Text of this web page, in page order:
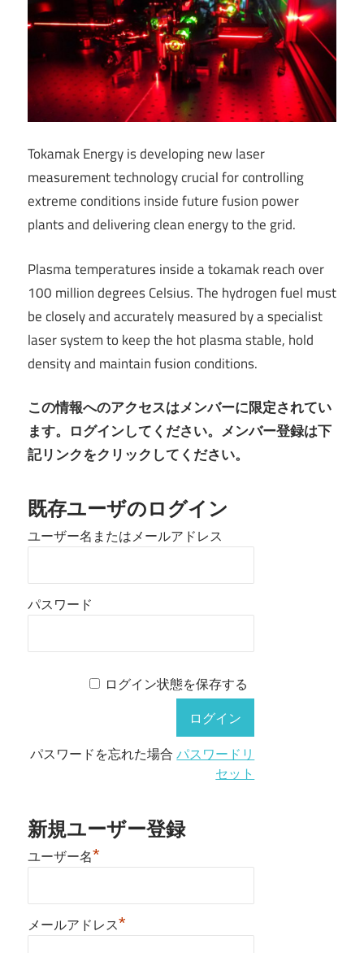
Tokamak Energy is developing new laser
measurement technology crucial for controlling
extreme conditions inside future fusion power
plants and delivering clean energy to the grid.
Plasma temperatures inside a tokamak reach over
100 million degrees Celsius. The hydrogen fuel must
be closely and accurately measured by a specialist
laser system to keep the hot plasma stable, hold
density and maintain fusion conditions.
この情報へのアクセスはメンバーに限定されてい
ます。ログインしてください。メンバー登録は下
記リンクをクリックしてください。
既存ユーザのログイン
ユーザー名またはメールアドレス
パスワード
ログイン状態を保存する
パスワードを忘れた場合パスワードリ
セット
新規ユーザー登録
ユーザー名*
メールアドレス*